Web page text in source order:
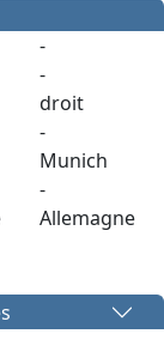
-
-
droit
-
Munich
-
Allemagne